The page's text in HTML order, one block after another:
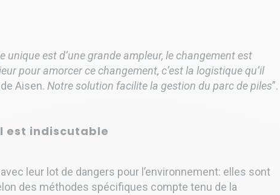
unique est d’une grande ampleur, le changement est
pour amorcer ce changement, c’est la logistique qu’il
Aisen. Notre solution facilite la gestion du parc de piles”.
est indiscutable
leur lot de dangers pour l’environnement: elles sont
des méthodes spécifiques compte tenu de la